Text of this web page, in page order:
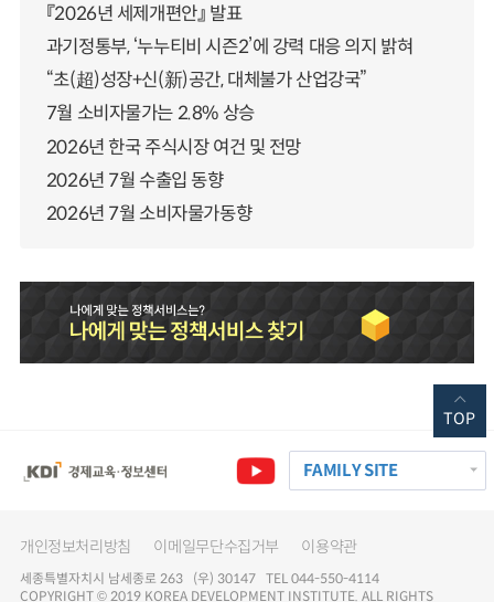
『2026년 세제개편안』 발표
과기정통부, ‘누누티비 시즌2’에 강력 대응 의지 밝혀
“초(超)성장+신(新)공간, 대체불가 산업강국”
7월 소비자물가는 2.8% 상승
2026년 한국 주식시장 여건 및 전망
2026년 7월 수출입 동향
2026년 7월 소비자물가동향
FAMILY SITE
개인정보처리방침 이메일무단수집거부 이용약관
세종특별자치시 남세종로 263 (우) 30147 TEL 044-550-4114
COPYRIGHT © 2019 KOREA DEVELOPMENT INSTITUTE. ALL RIGHTS
TOP